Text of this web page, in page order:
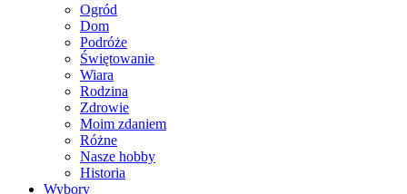
Ogród
Dom
Podróże
Świętowanie
Wiara
Rodzina
Zdrowie
Moim zdaniem
Różne
Nasze hobby
Historia
Wybory